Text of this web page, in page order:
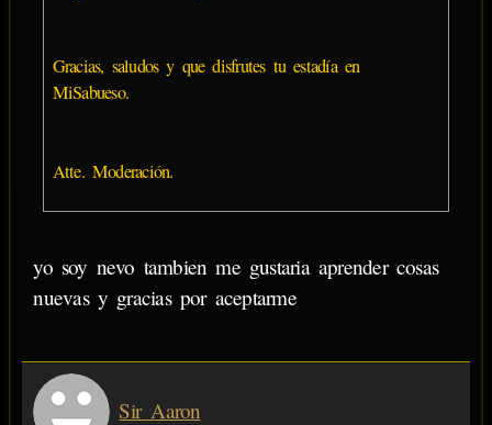
Gracias, saludos y que disfrutes tu estadía en
MiSabueso.
Atte. Moderación.
yo soy nevo tambien me gustaria aprender cosas
nuevas y gracias por aceptarme
Sir_Aaron